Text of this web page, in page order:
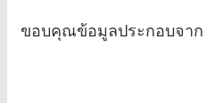
ขอบคุณข้อมูลประกอบจาก